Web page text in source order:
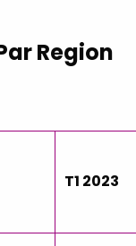
Region
T1 2023